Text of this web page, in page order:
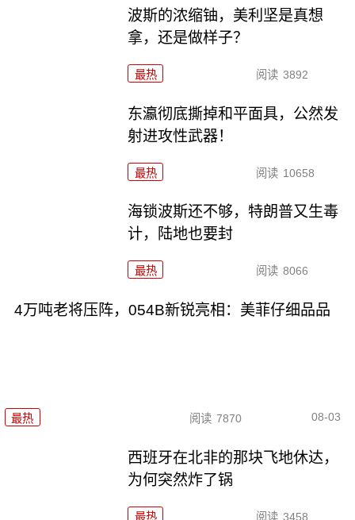
波斯的浓缩铀，美利坚是真想
拿，还是做样子？
最热 阅读 3892
东瀛彻底撕掉和平面具，公然发
射进攻性武器！
最热 阅读 10658
海锁波斯还不够，特朗普又生毒
计，陆地也要封
最热 阅读 8066
4万吨老将压阵，054B新锐亮相：美菲仔细品品
最热 阅读 7870 08-03
西班牙在北非的那块飞地休达，
为何突然炸了锅
最热 阅读 3458